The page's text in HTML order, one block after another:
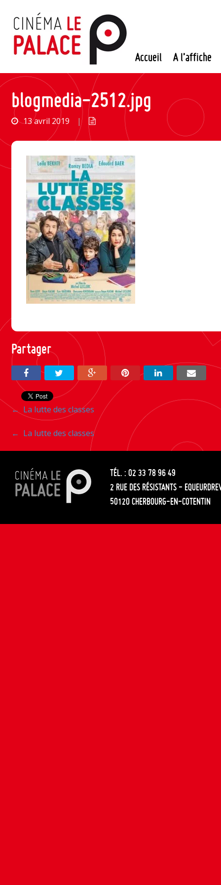
contenu
Accueil A l’affiche
blogmedia-2512.jpg
13 avril 2019 |
Partager
Navigation
entre
les
articles
← La lutte des classes
Navigation
entre
les
articles
← La lutte des classes
TÉL. : 02 33 78 96 49
2 RUE DES RÉSISTANTS -
50120 CHERBOURG-EN-COTENTIN